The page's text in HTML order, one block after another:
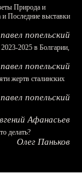
Природа и
Последние выставки
павел попельский
2025 в Болгарии,
павел попельский
жертв сталинских
павел попельский
Афанасьев
делать?
Олег Паньков